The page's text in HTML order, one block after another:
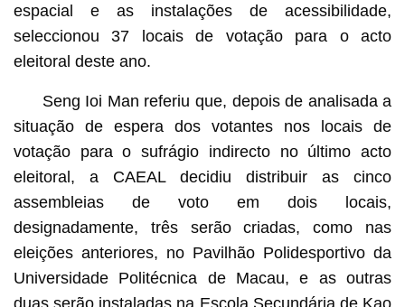
espacial e as instalações de acessibilidade,
seleccionou 37 locais de votação para o acto
eleitoral deste ano.
Seng Ioi Man referiu que, depois de analisada a
situação de espera dos votantes nos locais de
votação para o sufrágio indirecto no último acto
eleitoral, a CAEAL decidiu distribuir as cinco
assembleias de voto em dois locais,
designadamente, três serão criadas, como nas
eleições anteriores, no Pavilhão Polidesportivo da
Universidade Politécnica de Macau, e as outras
duas serão instaladas na Escola Secundária de Kao